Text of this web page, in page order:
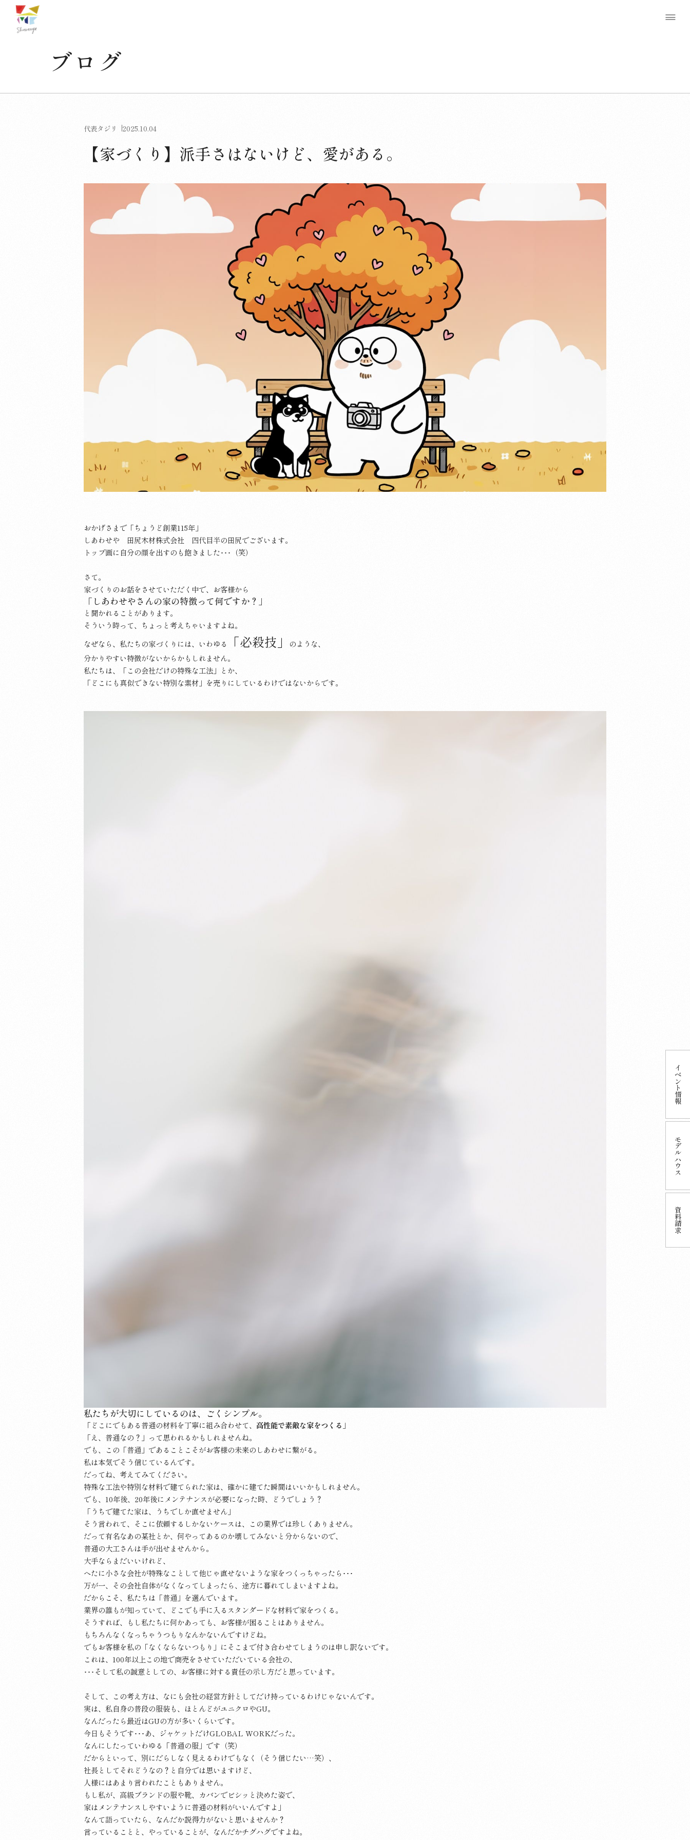
イベント
情報
モデル
ハウス
資料
請求
ブログ
代表タジリ 2025.10.04
【家づくり】派手さはないけど、愛がある。
おかげさまで「ちょうど創業115年」
しあわせや 田尻木材株式会社 四代目半の田尻でございます。
トップ画に自分の顔を出すのも飽きました･･･（笑）
さて。
家づくりのお話をさせていただく中で、お客様から
「しあわせやさんの家の特徴って何ですか？」
と聞かれることがあります。
そういう時って、ちょっと考えちゃいますよね。
なぜなら、私たちの家づくりには、いわゆる
「必殺技」
のような、
分かりやすい特徴がないからかもしれません。
私たちは、「この会社だけの特殊な工法」とか、
「どこにも真似できない特別な素材」を売りにしているわけではないからです。
私たちが大切にしているのは、ごくシンプル。
「どこにでもある普通の材料を丁寧に組み合わせて、 高性能で素敵な家をつくる 」
「え、普通なの？」って思われるかもしれませんね。
でも、この「普通」であることこそがお客様の未来のしあわせに繋がる。
私は本気でそう信じているんです。
だってね、考えてみてください。
特殊な工法や特別な材料で建てられた家は、確かに建てた瞬間はいいかもしれません。
でも、10年後、20年後にメンテナンスが必要になった時、どうでしょう？
「うちで建てた家は、うちでしか直せません」
そう言われて、そこに依頼するしかないケースは、この業界では珍しくありません。
だって有名なあの某社とか、何やってあるのか壊してみないと分からないので、
普通の大工さんは手が出せませんから。
大手ならまだいいけれど、
へたに小さな会社が特殊なことして他じゃ直せないような家をつくっちゃったら･･･
万が一、その会社自体がなくなってしまったら、途方に暮れてしまいますよね。
だからこそ、私たちは「普通」を選んでいます。
業界の誰もが知っていて、どこでも手に入るスタンダードな材料で家をつくる。
そうすれば、もし私たちに何かあっても、お客様が困ることはありません。
もちろんなくなっちゃうつもりなんかないんですけどね。
でもお客様を私の「なくならないつもり」にそこまで付き合わせてしまうのは申し訳ないです。
これは、100年以上この地で商売をさせていただいている会社の、
･･･そして私の誠意としての、お客様に対する責任の示し方だと思っています。
そして、この考え方は、なにも会社の経営方針としてだけ持っているわけじゃないんです。
実は、私自身の普段の服装も、ほとんどがユニクロやGU。
なんだったら最近はGUの方が多いくらいです。
今日もそうです･･･あ、ジャケットだけGLOBAL WORKだった。
なんにしたっていわゆる「普通の服」です（笑）
だからといって、別にだらしなく見えるわけでもなく（そう信じたい…笑）、
社長としてそれどうなの？と自分では思いますけど、
人様にはあまり言われたこともありません。
もし私が、高級ブランドの服や靴、カバンでビシッと決めた姿で、
家はメンテナンスしやすいように普通の材料がいいんですよ」
なんて語っていたら、なんだか説得力がないと思いませんか？
言っていることと、やっていることが、なんだかチグハグですよね。